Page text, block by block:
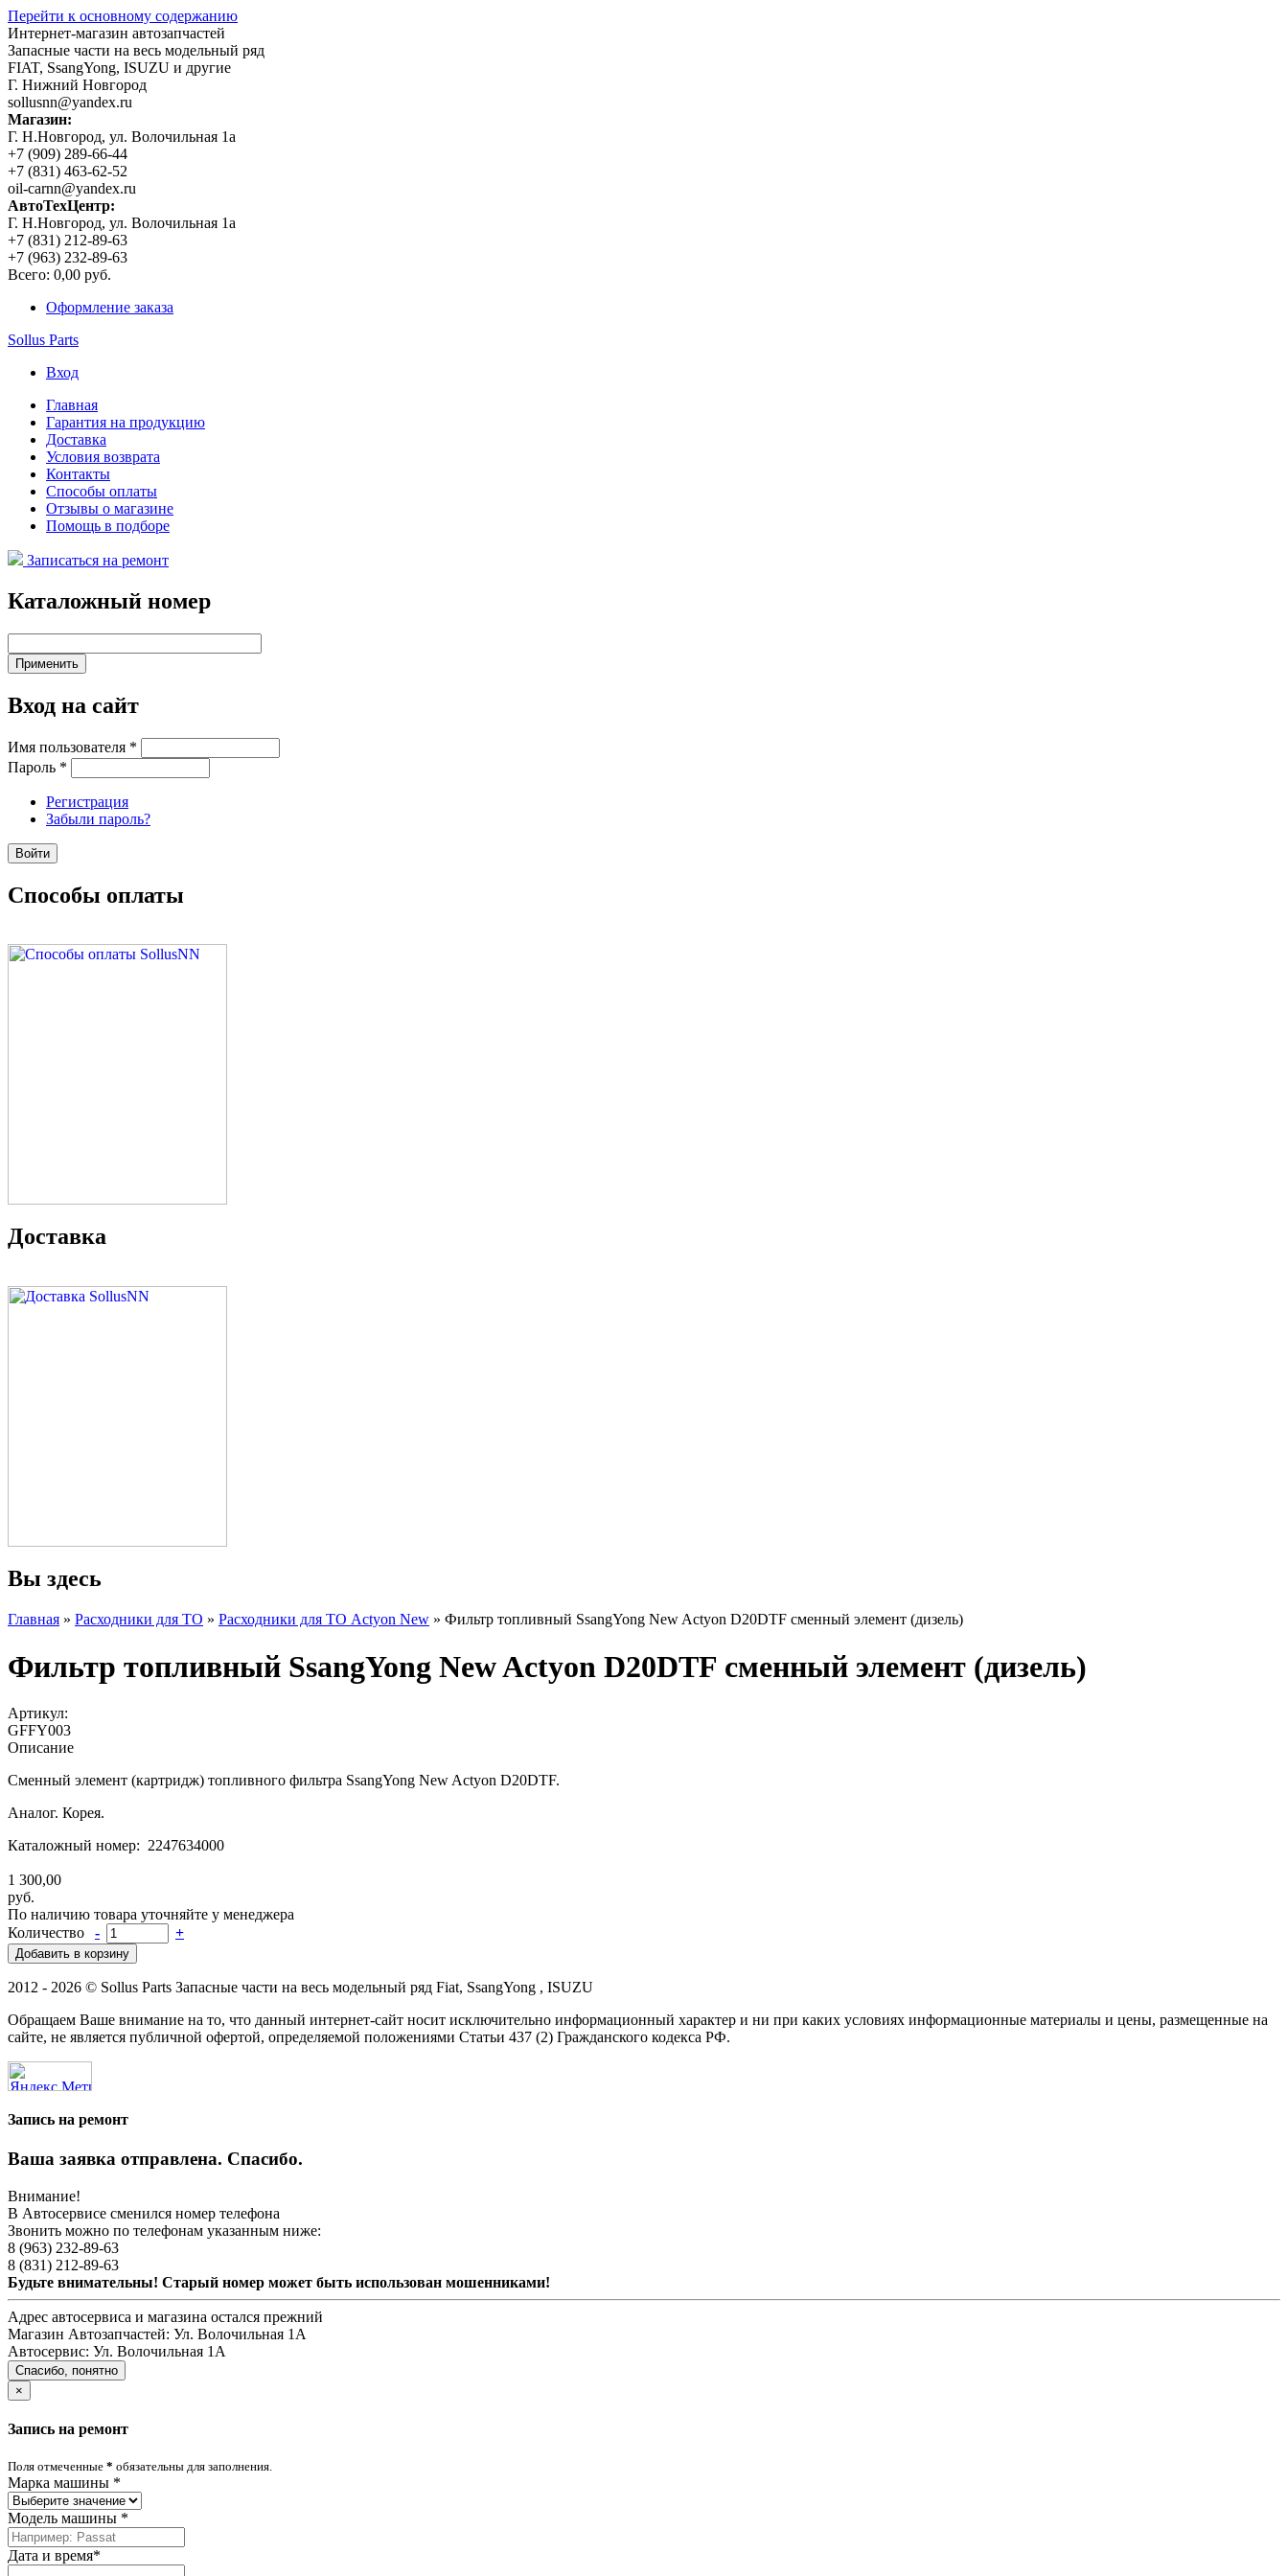
Перейти к основному содержанию
Интернет-магазин автозапчастей
Запасные части на весь модельный ряд
FIAT, SsangYong, ISUZU и другие
Г. Нижний Новгород
sollusnn@yandex.ru
Магазин:
Г. Н.Новгород, ул. Волочильная 1а
+7 (909) 289-66-44
+7 (831) 463-62-52
oil-carnn@yandex.ru
АвтоТехЦентр:
Г. Н.Новгород, ул. Волочильная 1а
+7 (831) 212-89-63
+7 (963) 232-89-63
Всего: 0,00 руб.
Оформление заказа
Sollus Parts
Вход
Главная
Гарантия на продукцию
Доставка
Условия возврата
Контакты
Способы оплаты
Отзывы о магазине
Помощь в подборе
Записаться на ремонт
Каталожный номер
Вход на сайт
Имя пользователя *
Пароль *
Регистрация
Забыли пароль?
Способы оплаты
Доставка
Вы здесь
Главная » Расходники для ТО » Расходники для ТО Actyon New » Фильтр топливный SsangYong New Actyon D20DTF сменный элемент (дизель)
Фильтр топливный SsangYong New Actyon D20DTF сменный элемент (дизель)
Артикул:
GFFY003
Описание
Сменный элемент (картридж) топливного фильтра SsangYong New Actyon D20DTF.
Аналог. Корея.
Каталожный номер: 2247634000
1 300,00
руб.
По наличию товара уточняйте у менеджера
Количество
- +
2012 - 2026 © Sollus Parts Запасные части на весь модельный ряд Fiat, SsangYong , ISUZU
Обращаем Ваше внимание на то, что данный интернет-сайт носит исключительно информационный характер и ни при каких условиях информационные материалы и цены, размещенные на
сайте, не является публичной офертой, определяемой положениями Статьи 437 (2) Гражданского кодекса РФ.
Запись на ремонт
Ваша заявка отправлена. Спасибо.
Внимание!
В Автосервисе сменился номер телефона
Звонить можно по телефонам указанным ниже:
8 (963) 232-89-63
8 (831) 212-89-63
Будьте внимательны! Старый номер может быть использован мошенниками!
Адрес автосервиса и магазина остался прежний
Магазин Автозапчастей: Ул. Волочильная 1А
Автосервис: Ул. Волочильная 1А
Спасибо, понятно
×
Запись на ремонт
Поля отмеченные * обязательны для заполнения.
Марка машины *
Модель машины *
Дата и время*